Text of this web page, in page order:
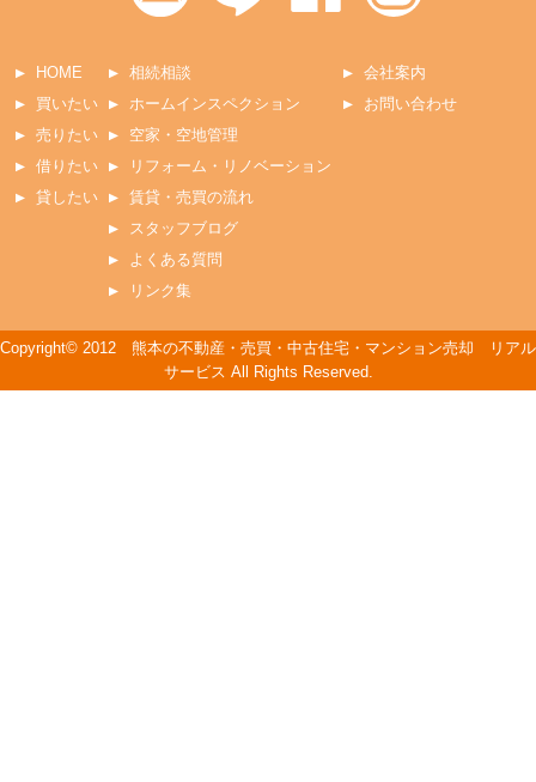
HOME
買いたい
売りたい
借りたい
貸したい
相続相談
ホームインスペクション
空家・空地管理
リフォーム・リノベーション
賃貸・売買の流れ
スタッフブログ
よくある質問
リンク集
会社案内
お問い合わせ
Copyright© 2012 熊本の不動産・売買・中古住宅・マンション売却 リアル
サービス All Rights Reserved.